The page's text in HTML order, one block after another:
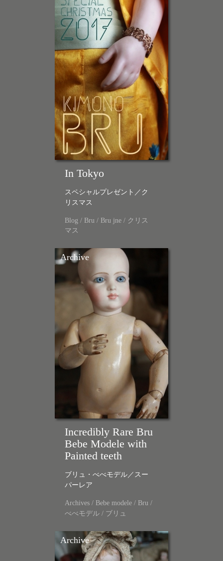
In Tokyo
スペシャルプレゼント／ク
リスマス
Blog / Bru / Bru jne / クリス
マス
Archive
Incredibly Rare Bru
Bebe Modele with
Painted teeth
ブリュ・べべモデル／スー
パーレア
Archives / Bebe modele / Bru /
べべモデル / ブリュ
Archive